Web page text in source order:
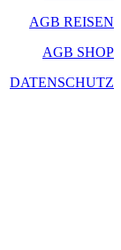
AGB REISEN
AGB SHOP
DATENSCHUTZ